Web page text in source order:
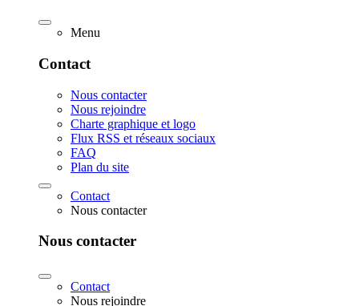
Menu
Contact
Nous contacter
Nous rejoindre
Charte graphique et logo
Flux RSS et réseaux sociaux
FAQ
Plan du site
Contact
Nous contacter
Nous contacter
Contact
Nous rejoindre